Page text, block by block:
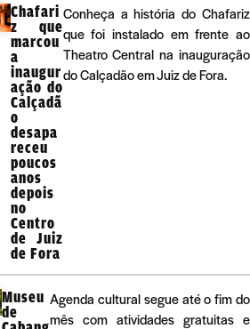
Chafari
z que
marcou
a
inaugur
ação do
Calçadã
o
desapa
receu
poucos
anos
depois
no
Centro
de Juiz
de Fora
Conheça a história do Chafariz
que foi instalado em frente ao
Theatro Central na inauguração
do Calçadão em Juiz de Fora.
Museu
de
Agenda cultural segue até o fim do
mês com atividades gratuitas e